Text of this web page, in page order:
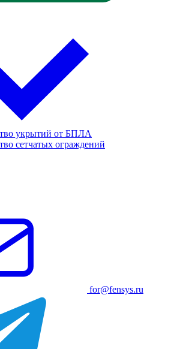
укрытий от БПЛА
сетчатых ограждений
for@fensys.ru